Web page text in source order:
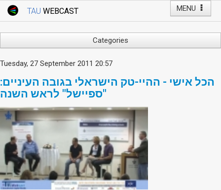
MENU
TAU WEBCAST
Webcast: Courses
Events
Live Webcast
TAU General Events
Faculty Events
YouTube Channel
Categories
Business & Management
Computers
Education
Faculty Events
Faculty of Law
History
Humanities
Lecture Series
Live Webcast
Tuesday, 27 September 2011 20:57
הכל אישי - ההיי-טק הישראלי בגובה העיניים:
"ספיישל" לראש השנה